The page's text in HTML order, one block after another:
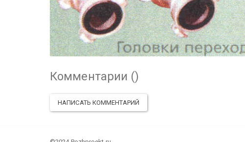
Комментарии ()
НАПИСАТЬ КОММЕНТАРИЙ